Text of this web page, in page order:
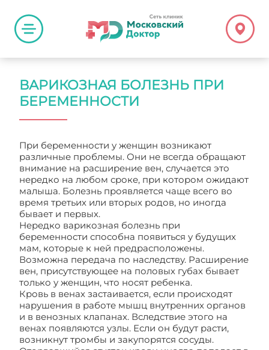
ВАРИКОЗНАЯ БОЛЕЗНЬ ПРИ
БЕРЕМЕННОСТИ
При беременности у женщин возникают
различные проблемы. Они не всегда обращают
внимание на расширение вен, случается это
нередко на любом сроке, при котором ожидают
малыша. Болезнь проявляется чаще всего во
время третьих или вторых родов, но иногда
бывает и первых.
Нередко варикозная болезнь при
беременности способна появиться у будущих
мам, которые к ней предрасположены.
Возможна передача по наследству. Расширение
вен, присутствующее на половых губах бывает
только у женщин, что носят ребенка.
Кровь в венах застаивается, если происходят
нарушения в работе мышц внутренних органов
и в венозных клапанах. Вследствие этого на
венах появляются узлы. Если он будут расти,
возникнут тромбы и закупорятся сосуды.